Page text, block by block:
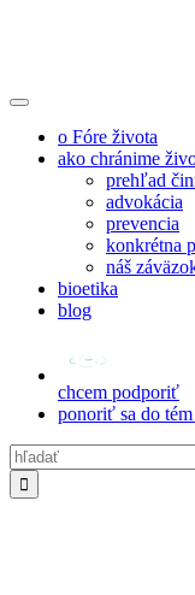
Toggle
Navigationo Fóre života
ako chránime
prehľad
advokácia
prevencia
konkrétna
náš
bioetika
blog
chcem podporiť
ponoriť sa do
Hľadať: